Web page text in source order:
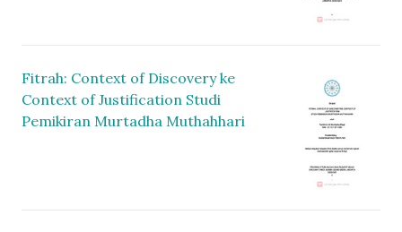
Fitrah: Context of Discovery ke
Context of Justification Studi
Pemikiran Murtadha Muthahhari